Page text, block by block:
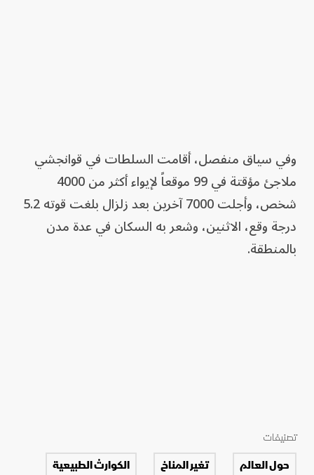
وفي سياق منفصل، أقامت السلطات في قوانجشي
ملاجئ مؤقتة في 99 موقعاً لإيواء أكثر من 4000
شخص، وأجلت 7000 آخرين بعد زلزال بلغت قوته 5.2
درجة وقع، الاثنين، وشعر به السكان في عدة مدن
بالمنطقة.
تصنيفات
حول العالم تغير المناخ
الكوارث الطبيعية